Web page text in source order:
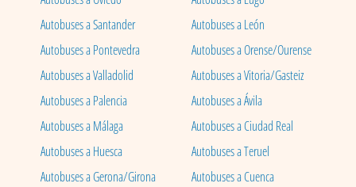
Autobuses a Santander
Autobuses a León
Autobuses a Pontevedra
Autobuses a Orense/Ourense
Autobuses a Valladolid
Autobuses a Vitoria/Gasteiz
Autobuses a Palencia
Autobuses a Ávila
Autobuses a Málaga
Autobuses a Ciudad Real
Autobuses a Huesca
Autobuses a Teruel
Autobuses a Gerona/Girona
Autobuses a Cuenca